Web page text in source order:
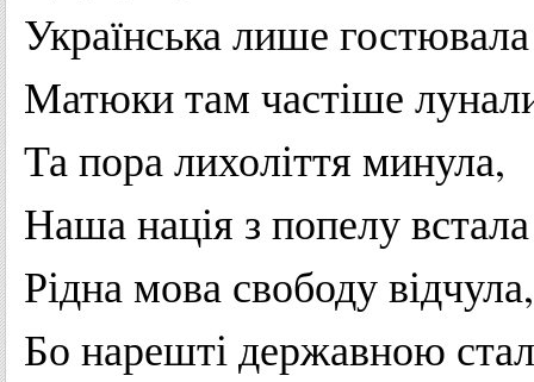
Українськалише гостювала
Матюкитам частіше
Тапоралихоліття минула,
Нашанація з попелувстала
Ріднамова свободувідчула,
Бо нарештідержавною